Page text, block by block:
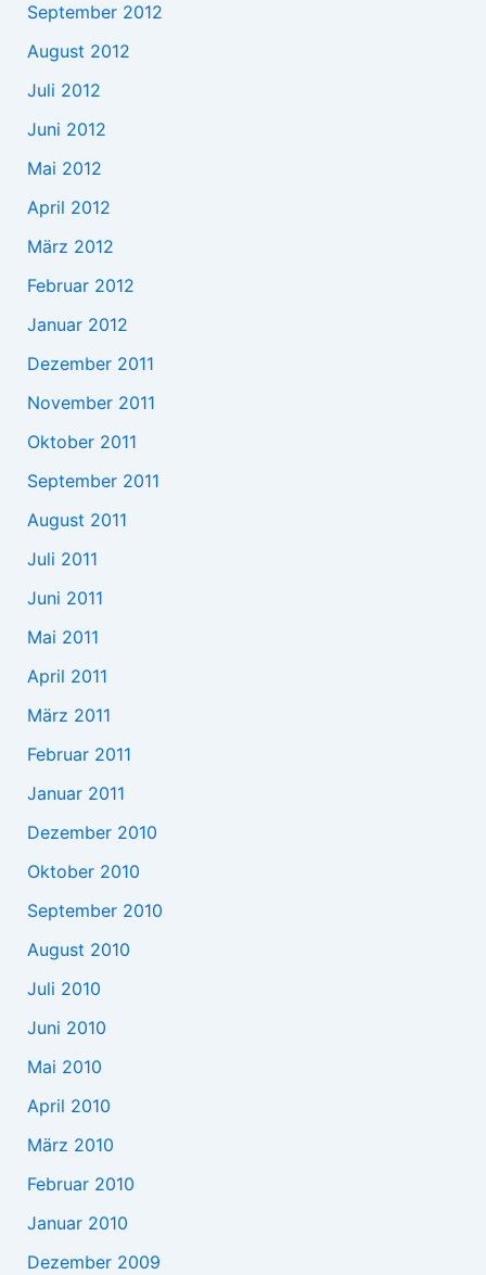
September 2012
August 2012
Juli 2012
Juni 2012
Mai 2012
April 2012
März 2012
Februar 2012
Januar 2012
Dezember 2011
November 2011
Oktober 2011
September 2011
August 2011
Juli 2011
Juni 2011
Mai 2011
April 2011
März 2011
Februar 2011
Januar 2011
Dezember 2010
Oktober 2010
September 2010
August 2010
Juli 2010
Juni 2010
Mai 2010
April 2010
März 2010
Februar 2010
Januar 2010
Dezember 2009